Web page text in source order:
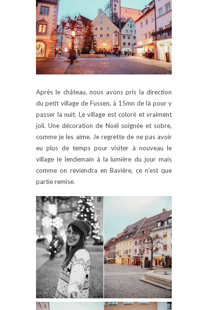
Après le château, nous avons pris la direction
du petit village de Fussen, à 15mn de là pour y
passer la nuit. Le village est coloré et vraiment
joli. Une décoration de Noël soignée et sobre,
comme je les aime. Je regrette de ne pas avoir
eu plus de temps pour visiter à nouveau le
village le lendemain à la lumière du jour mais
comme on reviendra en Bavière, ce n’est que
partie remise.